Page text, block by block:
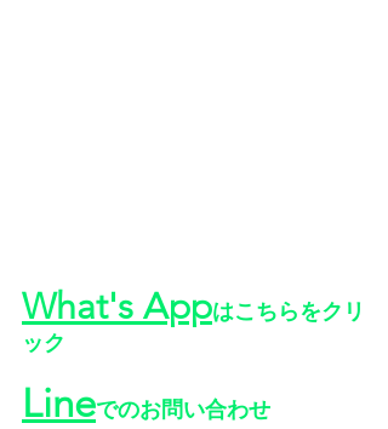
What's Appはこちらをクリ
ック
Lineでのお問い合わせ